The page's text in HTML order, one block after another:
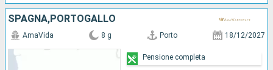
SPAGNA,PORTOGALLO
AmaVida 8 g Porto 18/12/2027
Pensione completa